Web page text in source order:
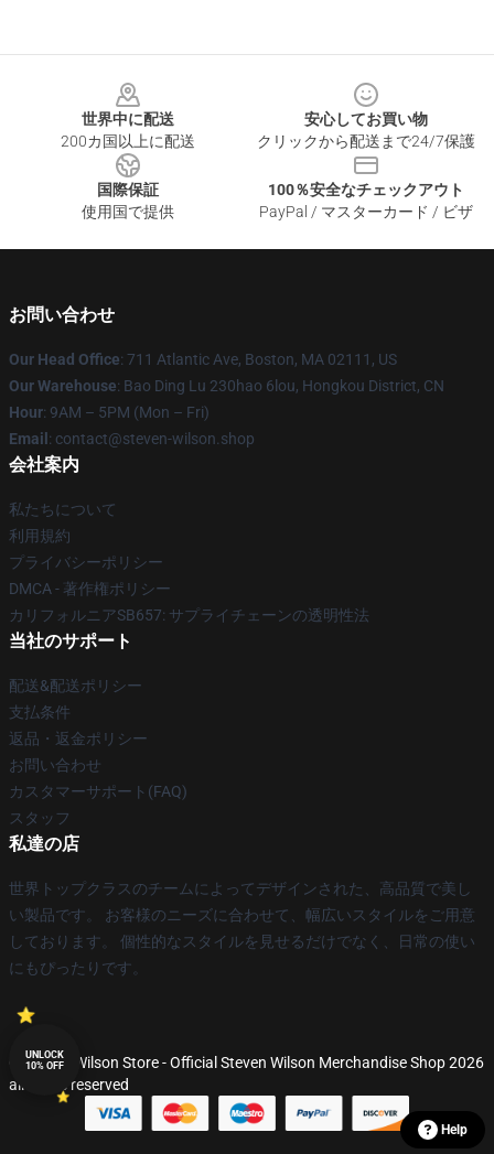
世界中に配送
200カ国以上に配送
安心してお買い物
クリックから配送まで24/7保護
国際保証
使用国で提供
100％安全なチェックアウト
PayPal / マスターカード / ビザ
お問い合わせ
Our Head Office: 711 Atlantic Ave, Boston, MA 02111, US
Our Warehouse: Bao Ding Lu 230hao 6lou, Hongkou District, CN
Hour: 9AM – 5PM (Mon – Fri)
Email : contact@steven-wilson.shop
会社案内
私たちについて
利用規約
プライバシーポリシー
DMCA - 著作権ポリシー
カリフォルニアSB657: サプライチェーンの透明性法
当社のサポート
配送&配送ポリシー
支払条件
返品・返金ポリシー
お問い合わせ
カスタマーサポート(FAQ)
スタッフ
私達の店
世界トップクラスのチームによってデザインされた、高品質で美し
い製品です。 お客様のニーズに合わせて、幅広いスタイルをご用意
しております。 個性的なスタイルを見せるだけでなく、日常の使い
にもぴったりです。
© Steven Wilson Store - Official Steven Wilson Merchandise Shop 2026
all rights reserved
Help
UNLOCK
10% OFF